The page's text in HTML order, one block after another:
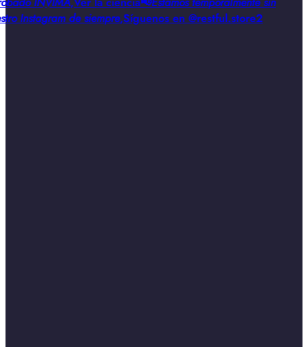
Instagram de siempre,Síguenos en @restful.store2